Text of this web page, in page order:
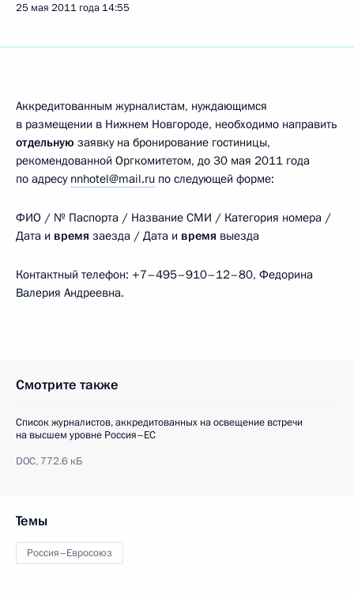
25 мая 2011 года 14:55
Аккредитованным журналистам, нуждающимся
в размещении в Нижнем Новгороде, необходимо направить
отдельную заявку на бронирование гостиницы,
рекомендованной Оргкомитетом, до 30 мая 2011 года
по адресу nnhotel@mail.ru по следующей форме:
ФИО / № Паспорта / Название СМИ / Категория номера /
Дата и время заезда / Дата и время выезда
Контактный телефон: +7–495–910–12–80, Федорина
Валерия Андреевна.
Смотрите также
Список журналистов, аккредитованных на освещение встречи
на высшем уровне Россия–ЕС
DOC, 772.6 кБ
Темы
Россия–Евросоюз